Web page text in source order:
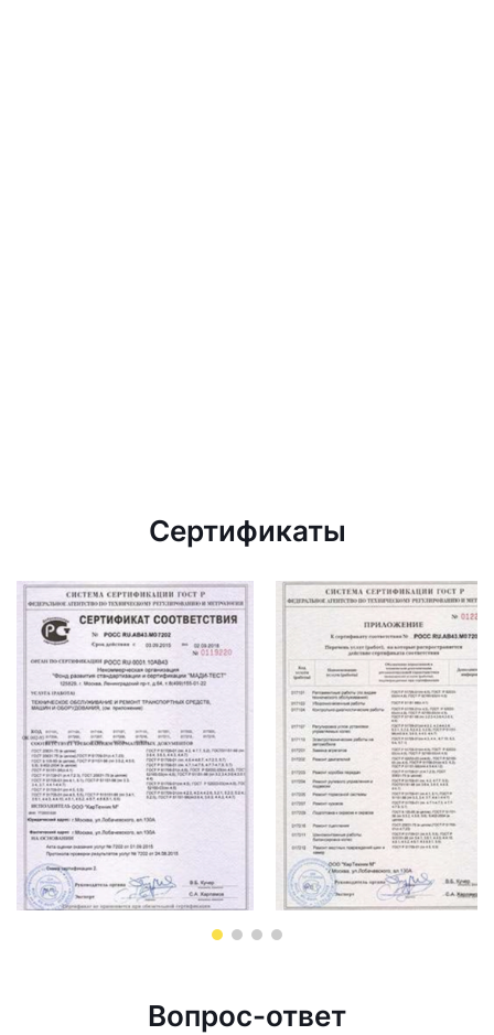
Сертификаты
Вопрос-ответ